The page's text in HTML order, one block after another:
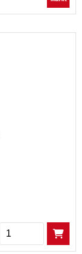
Menge